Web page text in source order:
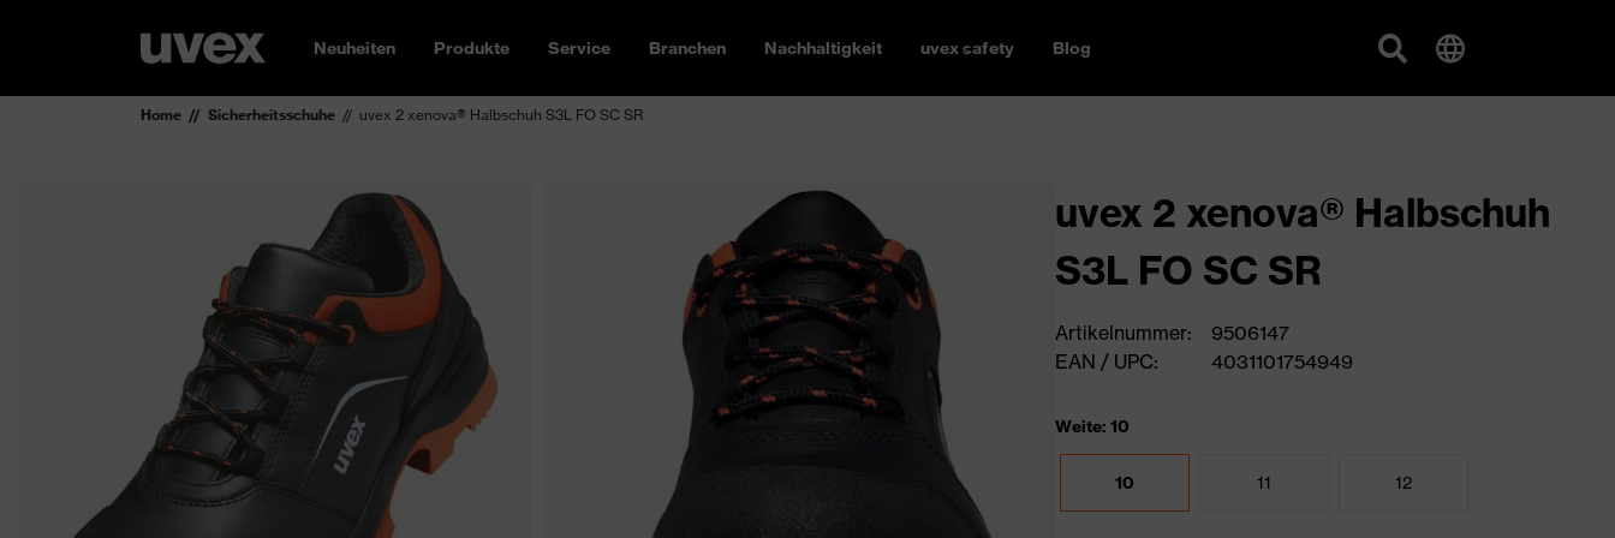
Neuheiten Produkte Service Branchen Nachhaltigkeit uvex safety Blog
Home Sicherheitsschuhe uvex 2 xenova® Halbschuh S3L FO SC SR
uvex 2 xenova® Halbschuh
S3L FO SC SR
Artikelnummer:
9506147
EAN / UPC:
4031101754949
Weite: 10
10 11 12